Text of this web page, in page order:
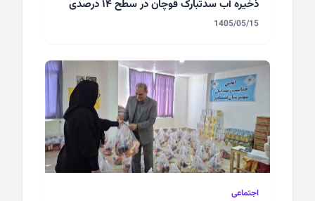
ذخیره آب سدتبارک قوچان در سطح ۱۴ درصدی
1405/05/15
اجتماعی